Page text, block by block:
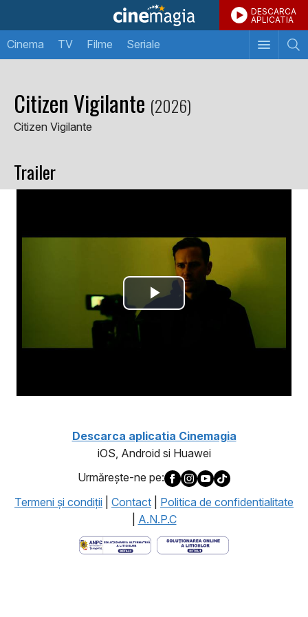
DESCARCA
APLICATIA
Cinema TV Filme Seriale
Citizen Vigilante (2026)
Citizen Vigilante
Trailer
Descarca aplicatia Cinemagia
iOS, Android si Huawei
Urmăreşte-ne pe:
Termeni şi condiţii
Contact
Politica de confidentialitate
A.N.P.C